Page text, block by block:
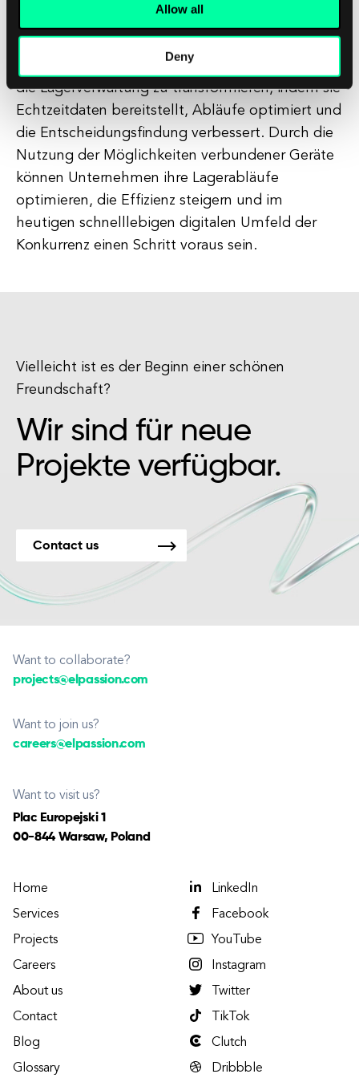
Allow all
Deny
Insgesamt hat die IoT-Technologie das Potenzial,
die Lagerverwaltung zu transformieren, indem sie
Echtzeitdaten bereitstellt, Abläufe optimiert und
die Entscheidungsfindung verbessert. Durch die
Nutzung der Möglichkeiten verbundener Geräte
können Unternehmen ihre Lagerabläufe
optimieren, die Effizienz steigern und im
heutigen schnelllebigen digitalen Umfeld der
Konkurrenz einen Schritt voraus sein.
Vielleicht ist es der Beginn einer schönen
Freundschaft?
Wir sind für neue
Projekte verfügbar.
Contact us
Want to collaborate?
projects@elpassion.com
Want to join us?
careers@elpassion.com
Want to visit us?
Plac Europejski 1
00-844 Warsaw, Poland
Home
Services
Projects
Careers
About us
Contact
Blog
Glossary
LinkedIn
Facebook
YouTube
Instagram
Twitter
TikTok
Clutch
Dribbble